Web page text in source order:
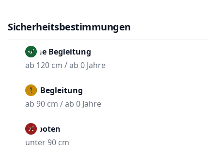
Sicherheitsbestimmungen
Ohne Begleitung
ab 120 cm / ab 0 Jahre
Mit Begleitung
ab 90 cm / ab 0 Jahre
Verboten
unter 90 cm